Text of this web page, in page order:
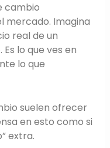
cambio
mercado. Imagina
real de un
lo que ves en
lo que
suelen ofrecer
en esto como si
extra.